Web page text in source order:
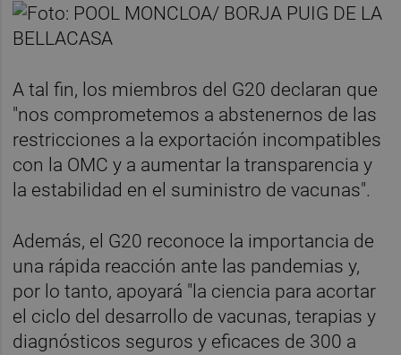
A tal fin, los miembros del G20 declaran que
"nos comprometemos a abstenernos de las
restricciones a la exportación incompatibles
con la OMC y a aumentar la transparencia y
la estabilidad en el suministro de vacunas".
Además, el G20 reconoce la importancia de
una rápida reacción ante las pandemias y,
por lo tanto, apoyará "la ciencia para acortar
el ciclo del desarrollo de vacunas, terapias y
diagnósticos seguros y eficaces de 300 a